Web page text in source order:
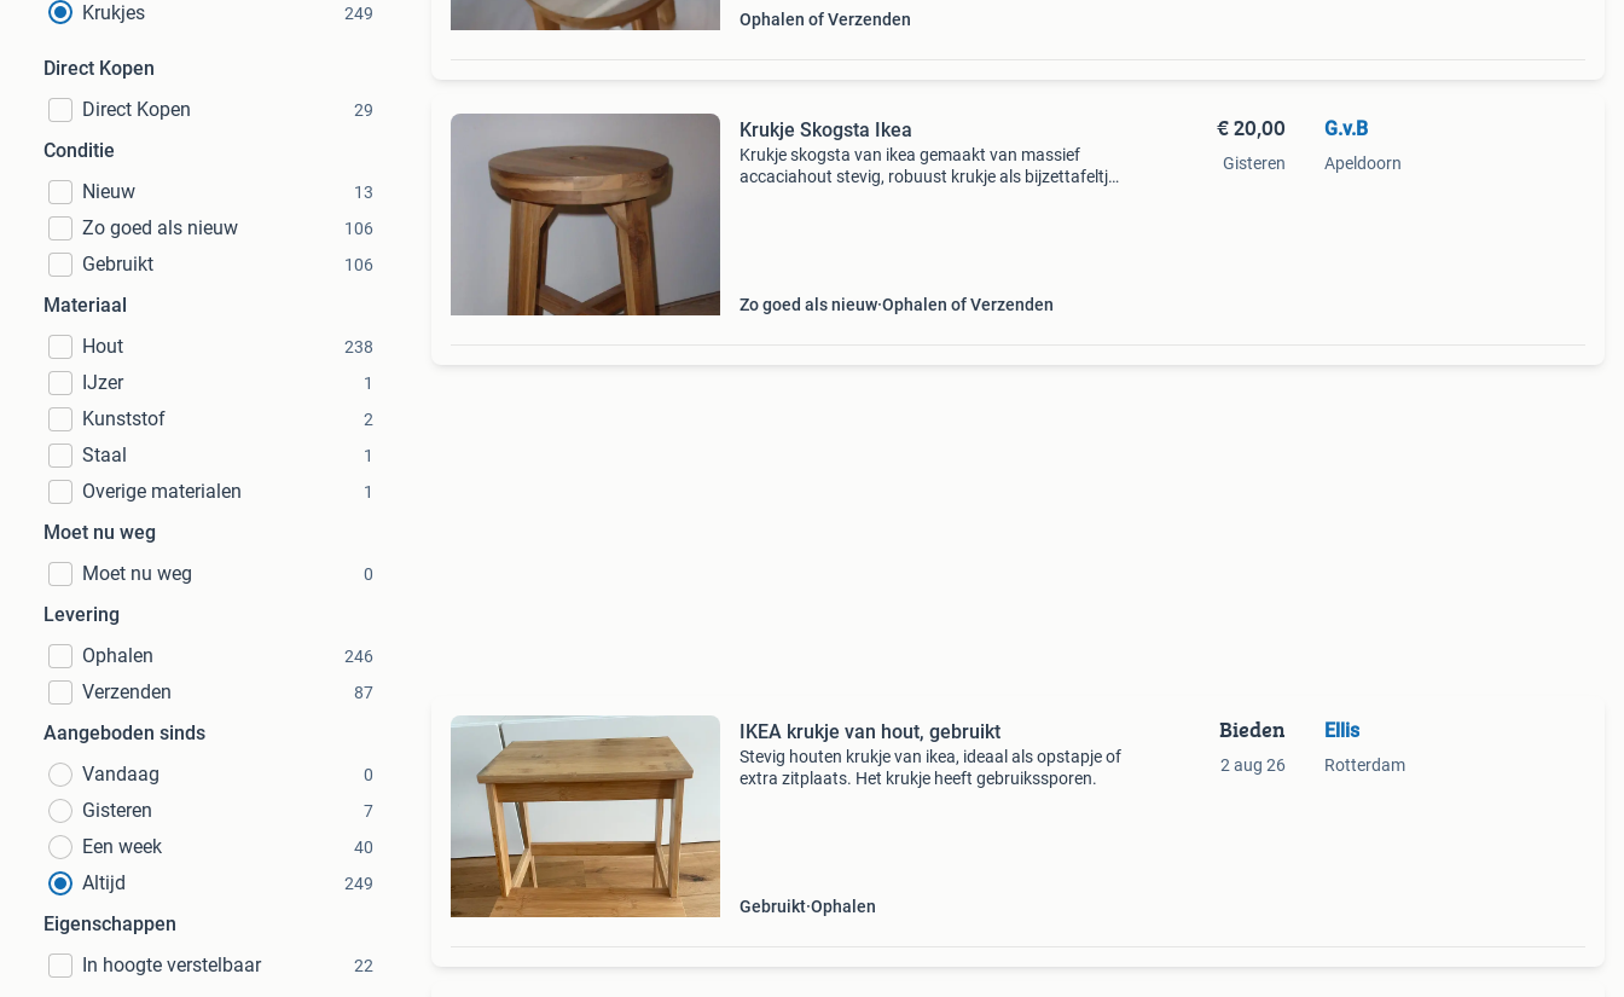
Krukjes
249
Direct Kopen
Direct Kopen
29
Conditie
Nieuw
13
Zo goed als nieuw 106
Gebruikt 106
Materiaal
Hout
238
IJzer 1
Kunststof 2
Staal 1
Overige materialen 1
Moet nu weg
Moet nu weg
0
Levering
Ophalen
246
Verzenden 87
Aangeboden sinds
Vandaag
0
Gisteren 7
Een week 40
Altijd 249
Eigenschappen
In hoogte verstelbaar
22
Ophalen of Verzenden
Krukje Skogsta Ikea
Krukje skogsta van ikea gemaakt van massief
accaciahout stevig, robuust krukje als bijzettafeltje
Zo goed als nieuw Ophalen of Verzenden
€ 20,00
Gisteren
G.v.B
Apeldoorn
IKEA krukje van hout, gebruikt
Stevig houten krukje van ikea, ideaal als opstapje of
extra zitplaats. Het krukje heeft gebruikssporen.
Gebruikt Ophalen
Bieden
2 aug 26
Ellis
Rotterdam